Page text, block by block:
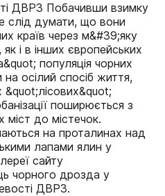
ДВРЗ Побачивши взимку
слід думати, що вони
країв через м&#39;яку
і в інших європейських
популяція чорних
осілий спосіб життя,
поширюється з
міст до містечок.
на проталинах над
лапами ялин у
сайту
чорного дрозда у
ДВРЗ.